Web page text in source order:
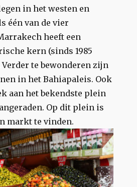
in het westen en
één van de vier
heeft een
kern (sinds 1985
te bewonderen zijn
in het Bahiapaleis. Ook
aan het bekendste plein
Op dit plein is
markt te vinden.